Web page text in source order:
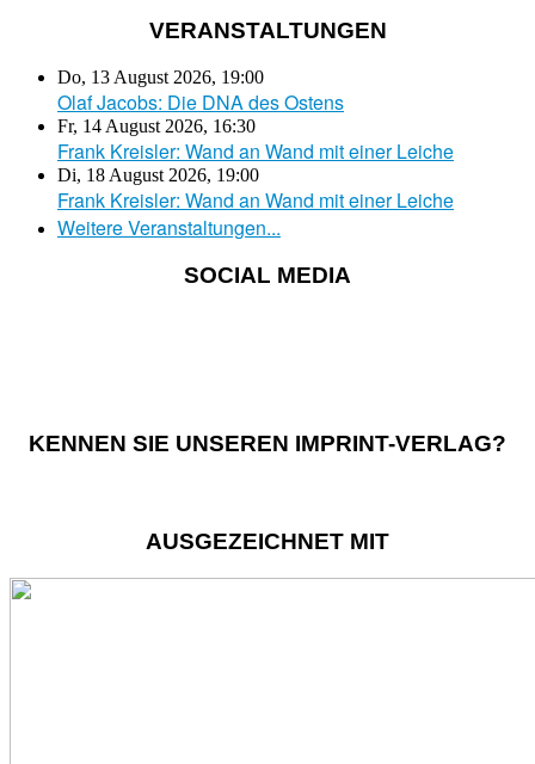
VERANSTALTUNGEN
Do, 13 August 2026, 19:00
Olaf Jacobs: Die DNA des Ostens
Fr, 14 August 2026, 16:30
Frank Kreisler: Wand an Wand mit einer Leiche
Di, 18 August 2026, 19:00
Frank Kreisler: Wand an Wand mit einer Leiche
Weitere Veranstaltungen...
SOCIAL MEDIA
KENNEN SIE UNSEREN IMPRINT-VERLAG?
AUSGEZEICHNET MIT